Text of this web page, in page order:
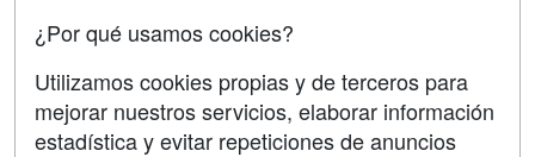
Contactar
Confidencialidad
SÍGUENOS EN:
¿Por qué usamos cookies?
Utilizamos cookies propias y de terceros para
mejorar nuestros servicios, elaborar información
estadística y evitar repeticiones de anuncios